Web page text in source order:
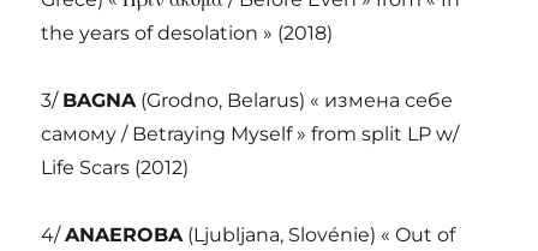
the years of desolation » (2018)
3/ BAGNA(Grodno, Belarus) « измена себе
самому / Betraying Myself » from split LP w/
Life Scars (2012)
4/ANAEROBA(Ljubljana, Slovénie) « Out of